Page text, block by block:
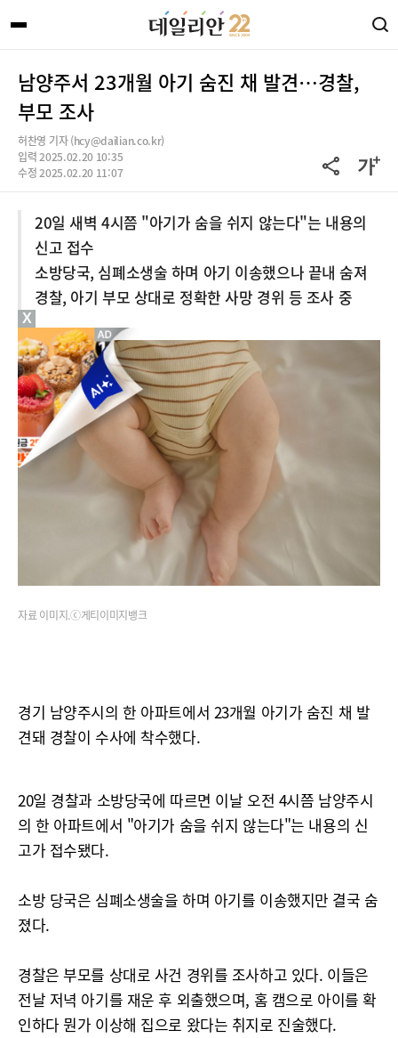
남양주서 23개월 아기 숨진 채 발견…경찰,
부모 조사
허찬영 기자 (hcy@dailian.co.kr)
입력 2025.02.20 10:35
수정 2025.02.20 11:07
20일 새벽 4시쯤 "아기가 숨을 쉬지 않는다"는 내용의
신고 접수
소방당국, 심폐소생술 하며 아기 이송했으나 끝내 숨져
경찰, 아기 부모 상대로 정확한 사망 경위 등 조사 중
자료 이미지.ⓒ게티이미지뱅크
경기 남양주시의 한 아파트에서 23개월 아기가 숨진 채 발
견돼 경찰이 수사에 착수했다.
20일 경찰과 소방당국에 따르면 이날 오전 4시쯤 남양주시
의 한 아파트에서 "아기가 숨을 쉬지 않는다"는 내용의 신
고가 접수됐다.
소방 당국은 심폐소생술을 하며 아기를 이송했지만 결국 숨
졌다.
경찰은 부모를 상대로 사건 경위를 조사하고 있다. 이들은
전날 저녁 아기를 재운 후 외출했으며, 홈 캠으로 아이를 확
인하다 뭔가 이상해 집으로 왔다는 취지로 진술했다.
X